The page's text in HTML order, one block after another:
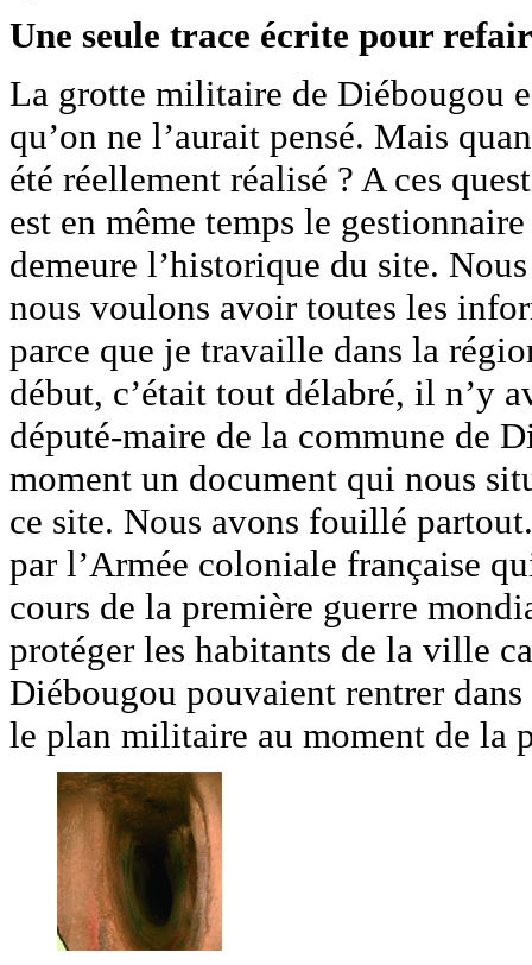
Une seule trace écrite pour
La grotte militaire de Diébougou
qu’on ne l’aurait pensé. Mais
été réellement réalisé ? A ces
est en même temps le
demeure l’historique du site.
nous voulons avoir toutes les
parce que je travaille dans la
début, c’était tout délabré, il n’y
député-maire de la commune de
moment un document qui nous
ce site. Nous avons fouillé
par l’Armée coloniale française
cours de la première guerre
protéger les habitants de la ville
Diébougou pouvaient rentrer
le plan militaire au moment de la